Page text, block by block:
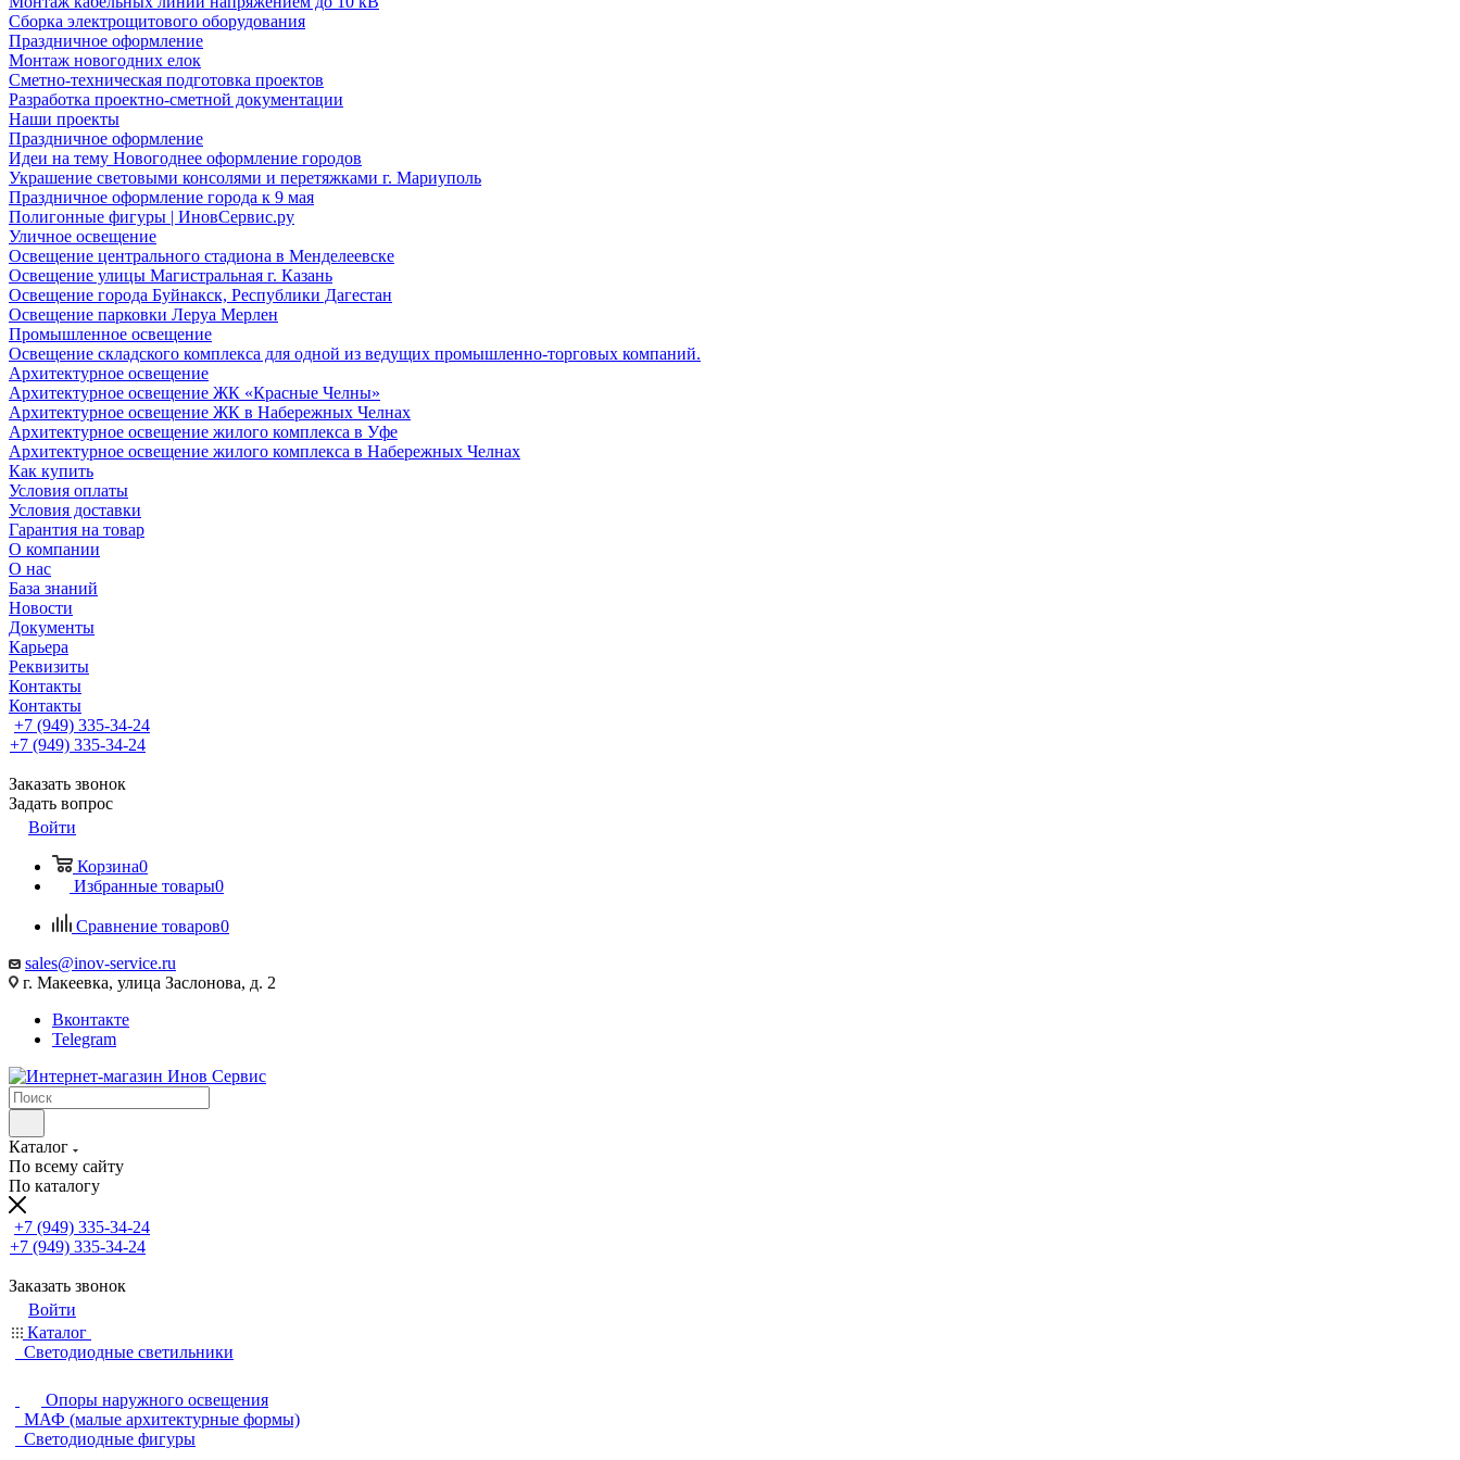
Сборка электрощитового оборудования
Праздничное оформление
Монтаж новогодних елок
Сметно-техническая подготовка проектов
Разработка проектно-сметной документации
Наши проекты
Праздничное оформление
Идеи на тему Новогоднее оформление городов
Украшение световыми консолями и перетяжками г. Мариуполь
Праздничное оформление города к 9 мая
Полигонные фигуры | ИновСервис.ру
Уличное освещение
Освещение центрального стадиона в Менделеевске
Освещение улицы Магистральная г. Казань
Освещение города Буйнакск, Республики Дагестан
Освещение парковки Леруа Мерлен
Промышленное освещение
Освещение складского комплекса для одной из ведущих промышленно-торговых компаний.
Архитектурное освещение
Архитектурное освещение ЖК «Красные Челны»
Архитектурное освещение ЖК в Набережных Челнах
Архитектурное освещение жилого комплекса в Уфе
Архитектурное освещение жилого комплекса в Набережных Челнах
Как купить
Условия оплаты
Условия доставки
Гарантия на товар
О компании
О нас
База знаний
Новости
Документы
Карьера
Реквизиты
Контакты
Контакты
+7 (949) 335-34-24
+7 (949) 335-34-24
Заказать звонок
Задать вопрос
Войти
Корзина0
Избранные товары0
Сравнение товаров0
sales@inov-service.ru
г. Макеевка, улица Заслонова, д. 2
Вконтакте
Telegram
Каталог
По всему сайту
По каталогу
+7 (949) 335-34-24
+7 (949) 335-34-24
Заказать звонок
Войти
Каталог
Светодиодные светильники
Опоры наружного освещения
МАФ (малые архитектурные формы)
Светодиодные фигуры